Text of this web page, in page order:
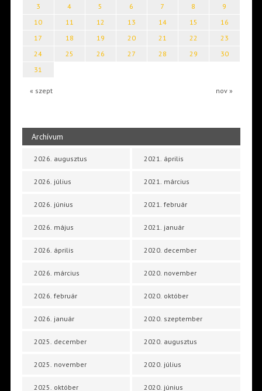
« szept nov »
3
4 5 6 7 8
9
10
11 12 13 14 15
16
17
18 19 20 21 22
23
24
25 26 27 28 29
30
31
Archívum
2026. augusztus
2026. július
2026. június
2026. május
2026. április
2026. március
2026. február
2026. január
2025. december
2025. november
2025. október
2021. április
2021. március
2021. február
2021. január
2020. december
2020. november
2020. október
2020. szeptember
2020. augusztus
2020. július
2020. június